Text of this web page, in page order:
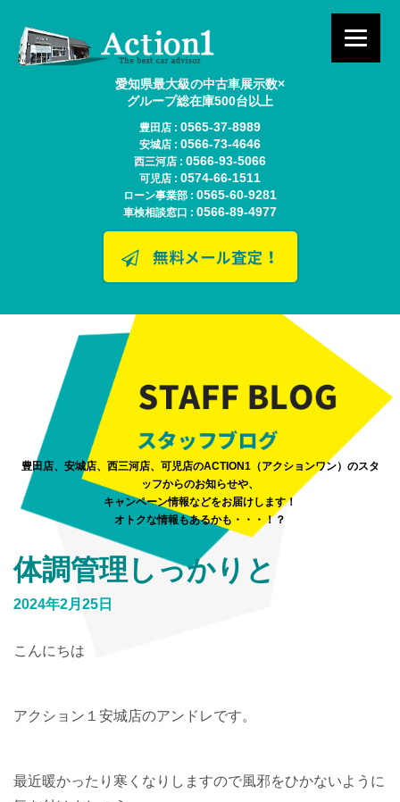
愛知県最大級の中古車展示数×
グループ総在庫500台以上
豊田店 : 0565-37-8989
安城店 : 0566-73-4646
西三河店 : 0566-93-5066
可児店 : 0574-66-1511
ローン事業部 : 0565-60-9281
車検相談窓口 : 0566-89-4977
豊田店、安城店、西三河店、可児店のACTION1（アクションワン）のスタ
ッフからのお知らせや、
キャンペーン情報などをお届けします！
オトクな情報もあるかも・・・！？
体調管理しっかりと
2024年2月25日
こんにちは
アクション１安城店のアンドレです。
最近暖かったり寒くなりしますので風邪をひかないように